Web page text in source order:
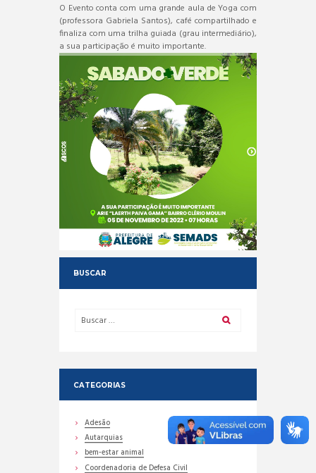
O Evento conta com uma grande aula de Yoga com
(professora Gabriela Santos), café compartilhado e
finaliza com uma trilha guiada (grau intermediário),
a sua participação é muito importante.
BUSCAR
CATEGORIAS
Adesão
Autarquias
bem-estar animal
Coordenadoria de Defesa Civil